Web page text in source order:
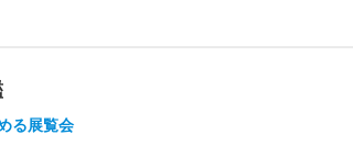
る展覧会